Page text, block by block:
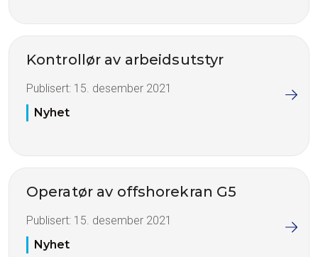
Kontrollør av arbeidsutstyr
Publisert: 15. desember 2021
Nyhet
Operatør av offshorekran G5
Publisert: 15. desember 2021
Nyhet